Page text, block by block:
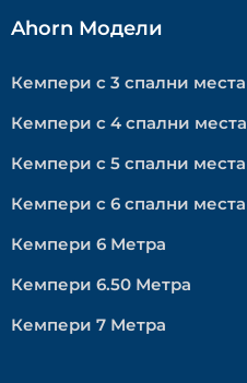
Ahorn Модели
Кемпери с 3 спални места
Кемпери с 4 спални места
Кемпери с 5 спални места
Кемпери с 6 спални места
Кемпери 6 Метра
Кемпери 6.50 Метра
Кемпери 7 Метра